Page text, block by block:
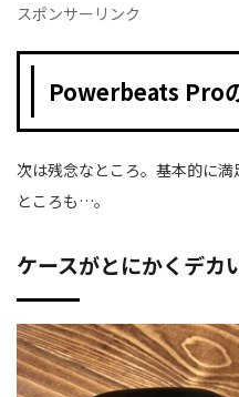
スポンサーリンク
Powerbeats Pro
次は残念なところ。基本的に
ところも…。
ケースがとにかくデカ